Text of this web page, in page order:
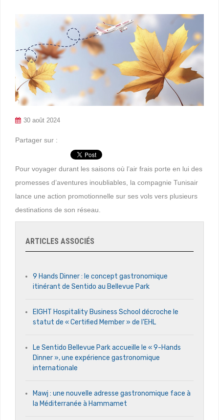
30 août 2024
Partager sur :
Pour voyager durant les saisons où l’air frais porte en lui des
promesses d’aventures inoubliables, la compagnie Tunisair
lance une action promotionnelle sur ses vols vers plusieurs
destinations de son réseau.
ARTICLES ASSOCIÉS
9 Hands Dinner : le concept gastronomique
itinérant de Sentido au Bellevue Park
EIGHT Hospitality Business School décroche le
statut de « Certified Member » de l’EHL
Le Sentido Bellevue Park accueille le « 9-Hands
Dinner », une expérience gastronomique
internationale
Mawj : une nouvelle adresse gastronomique face à
la Méditerranée à Hammamet